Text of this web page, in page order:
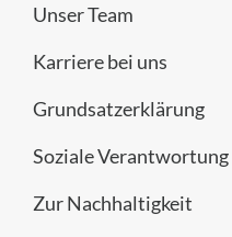
Unser Team
Karriere bei uns
Grundsatzerklärung
Soziale Verantwortung
Zur Nachhaltigkeit